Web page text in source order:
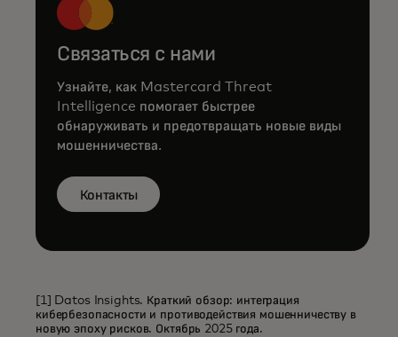
Связаться с нами
Узнайте, как Mastercard Threat
Intelligence помогает быстрее
обнаруживать и предотвращать новые виды
мошенничества.
Контакты
[1] Datos Insights. Краткий обзор: интеграция
кибербезопасности и противодействия мошенничеству в
новую эпоху рисков. Октябрь 2025 года.